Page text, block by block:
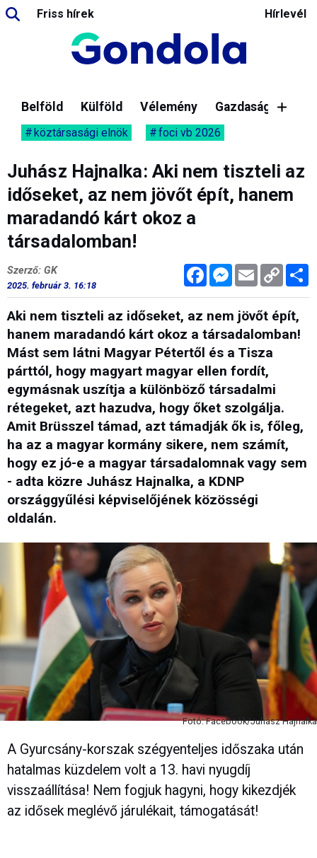
Friss hírek Hírlevél
Belföld Külföld Vélemény Gazdaság
köztársasági elnök foci vb 2026
Juhász Hajnalka: Aki nem tiszteli az
időseket, az nem jövőt épít, hanem
maradandó kárt okoz a
társadalomban!
FacebookMessenger
Email Copy
Link
Szerző: GK
2025. február 3. 16:18
Aki nem tiszteli az időseket, az nem jövőt épít,
hanem maradandó kárt okoz a társadalomban!
Mást sem látni Magyar Pétertől és a Tisza
párttól, hogy magyart magyar ellen fordít,
egymásnak uszítja a különböző társadalmi
rétegeket, azt hazudva, hogy őket szolgálja.
Amit Brüsszel támad, azt támadják ők is, főleg,
ha az a magyar kormány sikere, nem számít,
hogy ez jó-e a magyar társadalomnak vagy sem
- adta közre Juhász Hajnalka, a KDNP
országgyűlési képviselőjének közösségi
oldalán.
Fotó: Facebook/Juhász Hajnalka
A Gyurcsány-korszak szégyenteljes időszaka után
hatalmas küzdelem volt a 13. havi nyugdíj
visszaállítása! Nem fogjuk hagyni, hogy kikezdjék
az idősek meglévő járulékait, támogatását!